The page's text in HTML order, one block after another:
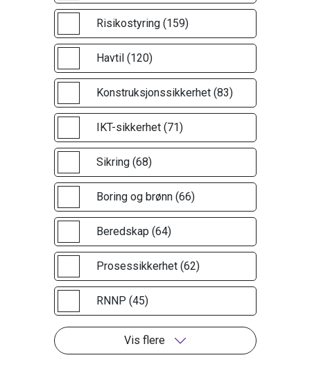
Risikostyring (159)
Havtil (120)
Konstruksjonssikkerhet (83)
IKT-sikkerhet (71)
Sikring (68)
Boring og brønn (66)
Beredskap (64)
Prosessikkerhet (62)
RNNP (45)
Vis flere